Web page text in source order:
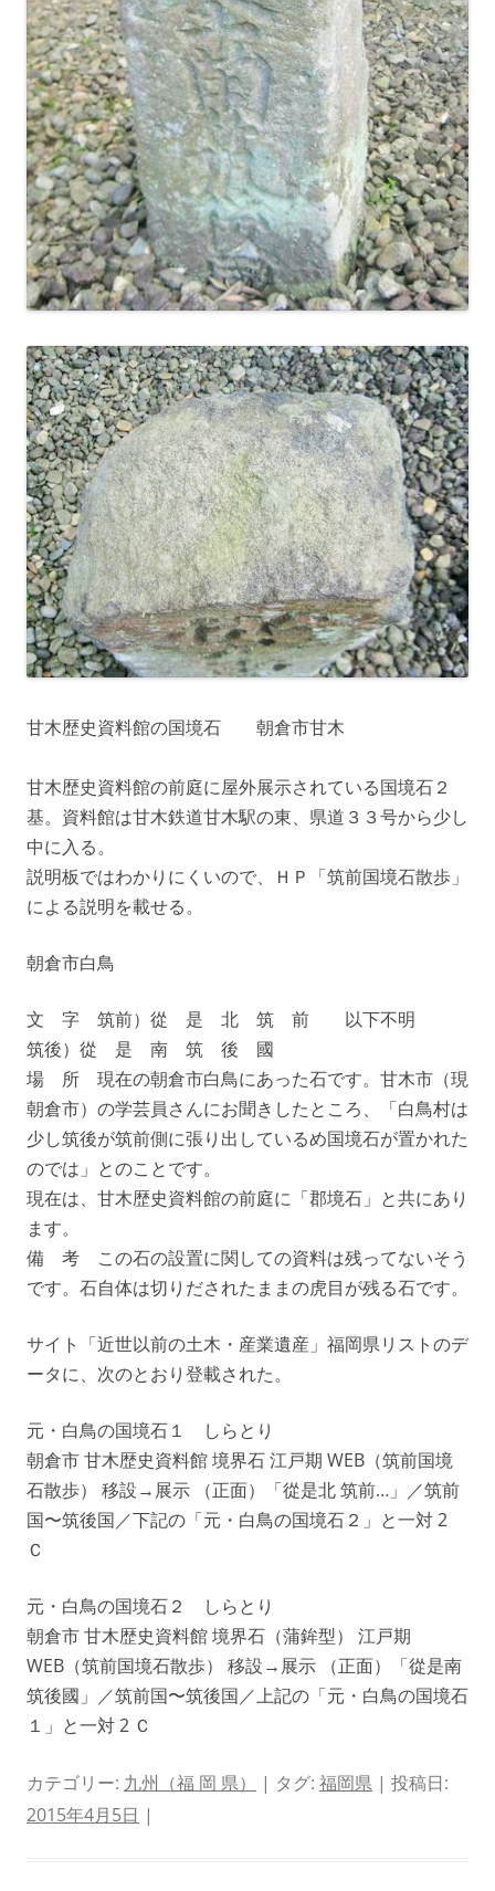
甘木歴史資料館の国境石 朝倉市甘木
甘木歴史資料館の前庭に屋外展示されている国境石２
基。資料館は甘木鉄道甘木駅の東、県道３３号から少し
中に入る。
説明板ではわかりにくいので、ＨＰ「筑前国境石散歩」
による説明を載せる。
朝倉市白鳥
文 字 筑前）從 是 北 筑 前 以下不明
筑後）從 是 南 筑 後 國
場 所 現在の朝倉市白鳥にあった石です。甘木市（現
朝倉市）の学芸員さんにお聞きしたところ、「白鳥村は
少し筑後が筑前側に張り出しているめ国境石が置かれた
のでは」とのことです。
現在は、甘木歴史資料館の前庭に「郡境石」と共にあり
ます。
備 考 この石の設置に関しての資料は残ってないそう
です。石自体は切りだされたままの虎目が残る石です。
サイト「近世以前の土木・産業遺産」福岡県リストのデ
ータに、次のとおり登載された。
元・白鳥の国境石１ しらとり
朝倉市 甘木歴史資料館 境界石 江戸期 WEB（筑前国境
石散歩） 移設→展示 （正面）「從是北 筑前…」／筑前
国〜筑後国／下記の「元・白鳥の国境石２」と一対 2
Ｃ
元・白鳥の国境石２ しらとり
朝倉市 甘木歴史資料館 境界石（蒲鉾型） 江戸期
WEB（筑前国境石散歩） 移設→展示 （正面）「從是南
筑後國」／筑前国〜筑後国／上記の「元・白鳥の国境石
１」と一対 2 Ｃ
カテゴリー: 九州（福 岡 県） | タグ: 福岡県 | 投稿日:
2015年4月5日 |